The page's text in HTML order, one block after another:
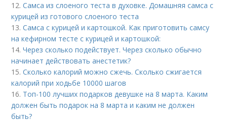
12.Самса из слоеного теста в духовке. Домашняя самса с
курицей из готового слоеного теста
13.Самса с курицей и картошкой. Как приготовить самсу
на кефирном тесте с курицей и картошкой:
14.Через сколько подействует. Через сколько обычно
начинает действовать анестетик?
15.Сколько калорий можно сжечь. Сколько сжигается
калорий при ходьбе 10000 шагов
16. Топ-100 лучших подарков девушке на 8 марта. Каким
должен быть подарок на 8 марта и каким не должен
быть?